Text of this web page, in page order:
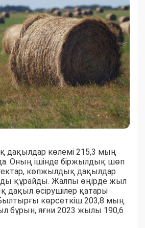
дақылдар көлемі 215,3 мың
Оның ішінде біржылдық шөп
гектар, көпжылдық дақылдар
құрайды. Жалпы өңірде жыл
дақыл өсірушілер қатары
көрсеткіш 203,8 мың
бұрын, яғни 2023 жылы 190,6